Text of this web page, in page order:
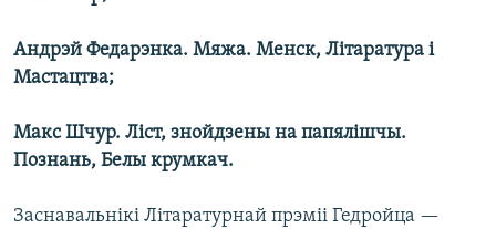
Андрэй Федарэнка. Мяжа. Менск, Літаратура і
Мастацтва;
Макс Шчур. Ліст, знойдзены на папялішчы.
Познань, Белы крумкач.
Заснавальнікі Літаратурнай прэміі Гедройца —